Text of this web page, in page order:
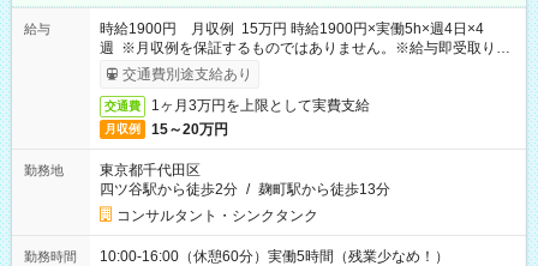
給与
時給1900円 月収例 15万円 時給1900円×実働5h×週4日×4
週 ※月収例を保証するものではありません。※給与即受取りサ
ービス利用可（利用条件有）
交通費別途支給あり
交通費 1ヶ月3万円を上限として実費支給
月収例 15～20万円
勤務地
東京都千代田区
四ツ谷駅から徒歩2分 / 麹町駅から徒歩13分
コンサルタント・シンクタンク
勤務時間 10:00-16:00（休憩60分）実働5時間（残業少なめ！）